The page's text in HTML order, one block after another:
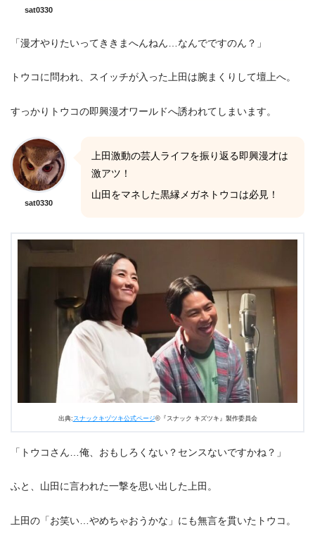
sat0330
「漫才やりたいってききまへんねん…なんでですのん？」
トウコに問われ、スイッチが入った上田は腕まくりして壇上へ。
すっかりトウコの即興漫才ワールドへ誘われてしまいます。
sat0330
上田激動の芸人ライフを振り返る即興漫才は
激アツ！
山田をマネした黒縁メガネトウコは必見！
出典: スナックキヅツキ公式ページ©『スナック キズツキ』製作委員会
「トウコさん…俺、おもしろくない？センスないですかね？」
ふと、山田に言われた一撃を思い出した上田。
上田の「お笑い…やめちゃおうかな」にも無言を貫いたトウコ。